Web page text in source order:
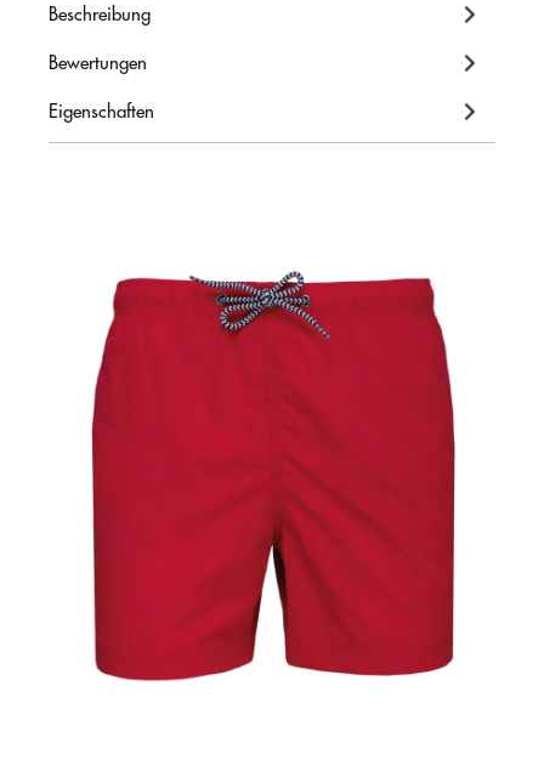
Beschreibung
Bewertungen
Eigenschaften